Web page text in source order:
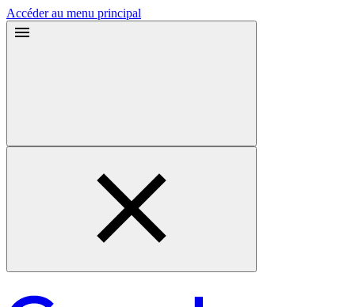
Accéder au menu principal